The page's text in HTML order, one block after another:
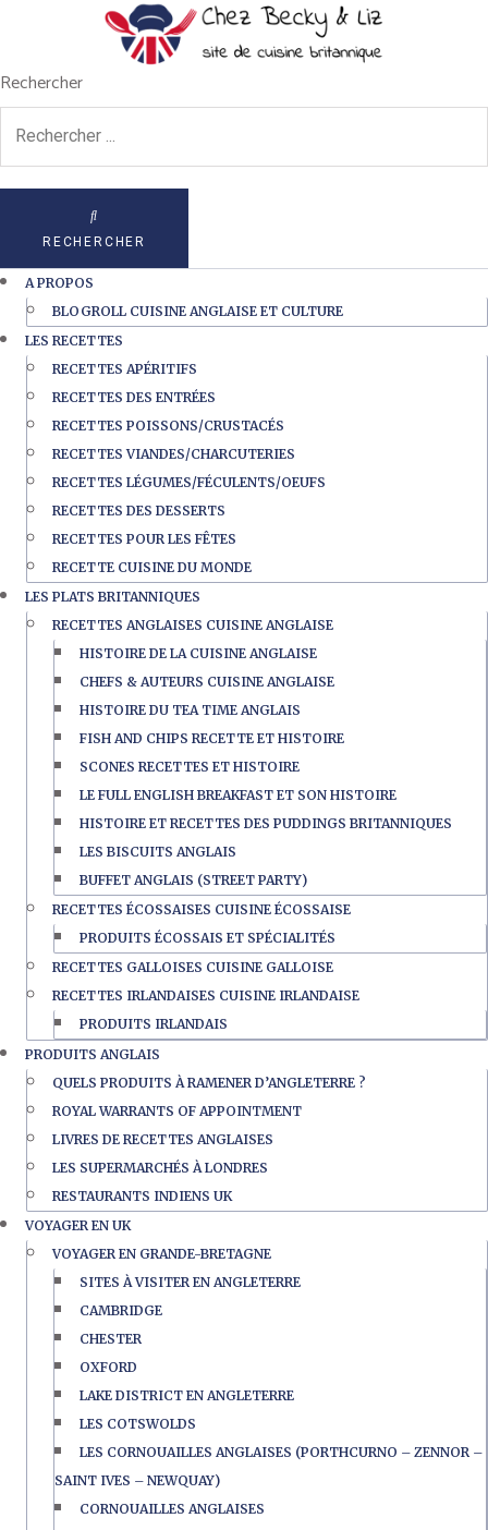
Rechercher
RECHERCHER
A PROPOS
BLOGROLL CUISINE ANGLAISE ET CULTURE
LES RECETTES
RECETTES APÉRITIFS
RECETTES DES ENTRÉES
RECETTES POISSONS/CRUSTACÉS
RECETTES VIANDES/CHARCUTERIES
RECETTES LÉGUMES/FÉCULENTS/OEUFS
RECETTES DES DESSERTS
RECETTES POUR LES FÊTES
RECETTE CUISINE DU MONDE
LES PLATS BRITANNIQUES
RECETTES ANGLAISES CUISINE ANGLAISE
HISTOIRE DE LA CUISINE ANGLAISE
CHEFS & AUTEURS CUISINE ANGLAISE
HISTOIRE DU TEA TIME ANGLAIS
FISH AND CHIPS RECETTE ET HISTOIRE
SCONES RECETTES ET HISTOIRE
LE FULL ENGLISH BREAKFAST ET SON HISTOIRE
HISTOIRE ET RECETTES DES PUDDINGS BRITANNIQUES
LES BISCUITS ANGLAIS
BUFFET ANGLAIS (STREET PARTY)
RECETTES ÉCOSSAISES CUISINE ÉCOSSAISE
PRODUITS ÉCOSSAIS ET SPÉCIALITÉS
RECETTES GALLOISES CUISINE GALLOISE
RECETTES IRLANDAISES CUISINE IRLANDAISE
PRODUITS IRLANDAIS
PRODUITS ANGLAIS
QUELS PRODUITS À RAMENER D’ANGLETERRE ?
ROYAL WARRANTS OF APPOINTMENT
LIVRES DE RECETTES ANGLAISES
LES SUPERMARCHÉS À LONDRES
RESTAURANTS INDIENS UK
VOYAGER EN UK
VOYAGER EN GRANDE-BRETAGNE
SITES À VISITER EN ANGLETERRE
CAMBRIDGE
CHESTER
OXFORD
LAKE DISTRICT EN ANGLETERRE
LES COTSWOLDS
LES CORNOUAILLES ANGLAISES (PORTHCURNO – ZENNOR –
SAINT IVES – NEWQUAY)
CORNOUAILLES ANGLAISES